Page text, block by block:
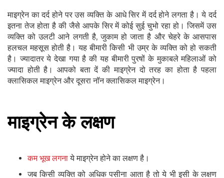
माइग्रेन का दर्द होने पर उस व्यक्ति के आधे सिर में दर्द होने लगता है। ये दर्द
इतना तेज होता है की जैसे आपके सिर में कोई सुई चुभो रहा हो। जिसमें उस
व्यक्ति को उलटी आने लगती है, जुकाम हो जाता है और चेहरे के आसपास
हलचल महसूस होती है। यह बीमारी किसी भी उम्र के व्यक्ति को हो सकती
है। ज्यादातर ये देखा गया है की यह बीमारी पुरषों के मुकाबले महिलाओं को
ज्यादा होती है। आपको बता दें की माइग्रेन दो तरह का होता है पहला
क्लासिकल माइग्रेन और दूसरा नॉन क्लासिकल माइग्रेन।
माइग्रेन के लक्षण
कम भूख लगनाये माइग्रेन होने का लक्षण है।
जब किसी व्यक्ति को अधिक पसीना आता है तो ये भी इसी के लक्षण